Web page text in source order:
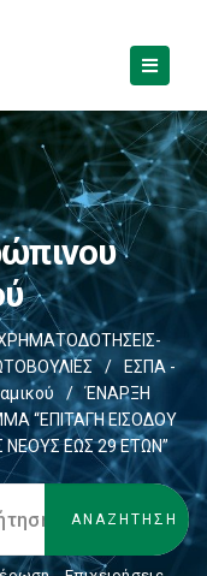
/
ΕΣΠΑ -
/
ΈΝΑΡΞΗ
“ΕΠΙΤΑΓΗ ΕΙΣΟΔΟΥ
ΝΕΟΥΣ ΕΩΣ 29 ΕΤΩΝ”